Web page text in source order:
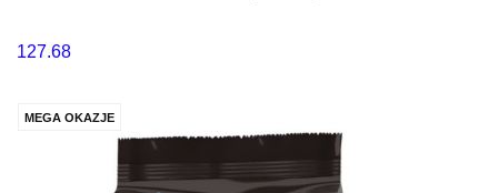
127.68
MEGA OKAZJE